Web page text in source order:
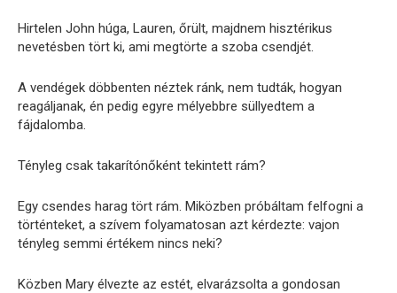
Hirtelen John húga, Lauren, őrült, majdnem hisztérikus
nevetésben tört ki, ami megtörte a szoba csendjét.
A vendégek döbbenten néztek ránk, nem tudták, hogyan
reagáljanak, én pedig egyre mélyebbre süllyedtem a
fájdalomba.
Tényleg csak takarítónőként tekintett rám?
Egy csendes harag tört rám. Miközben próbáltam felfogni a
történteket, a szívem folyamatosan azt kérdezte: vajon
tényleg semmi értékem nincs neki?
Közben Mary élvezte az estét, elvarázsolta a gondosan